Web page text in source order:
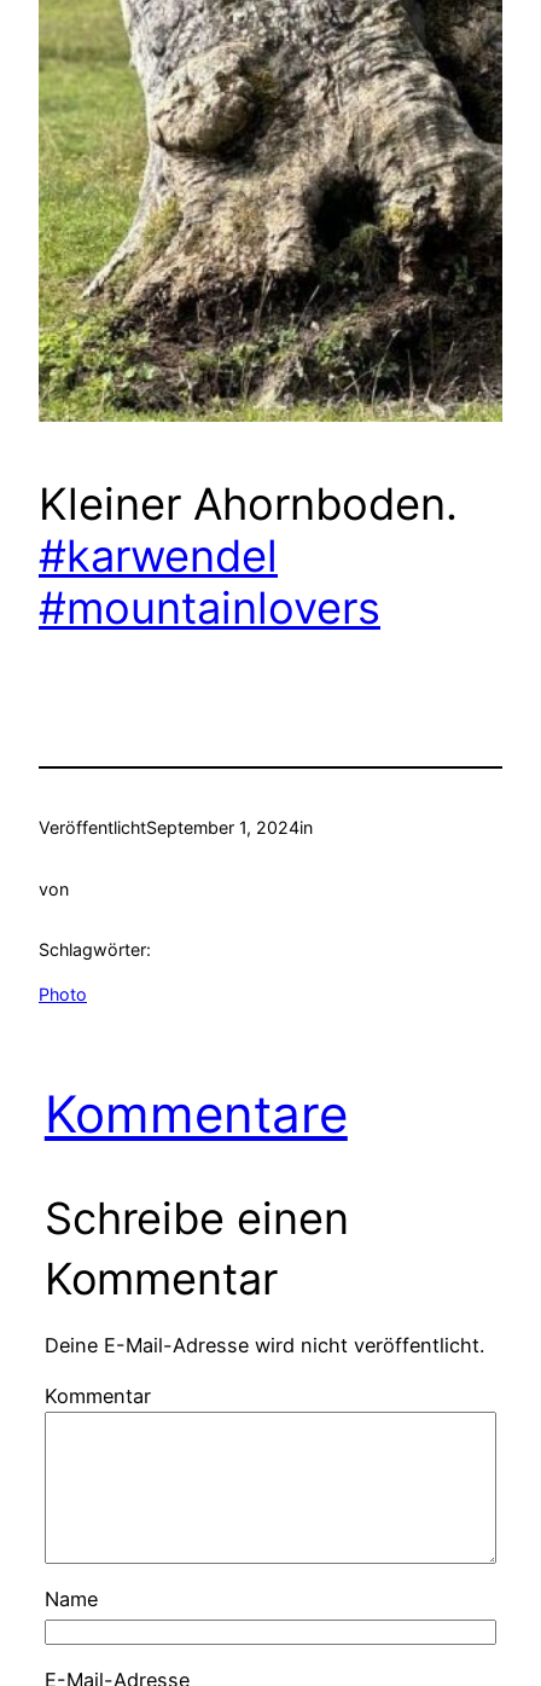
Kleiner Ahornboden.
#karwendel
#mountainlovers
VeröffentlichtSeptember 1, 2024in
von
Schlagwörter:
Photo
Kommentare
Schreibe einen
Kommentar
Deine E-Mail-Adresse wird nicht veröffentlicht.
Kommentar
Name
E-Mail-Adresse